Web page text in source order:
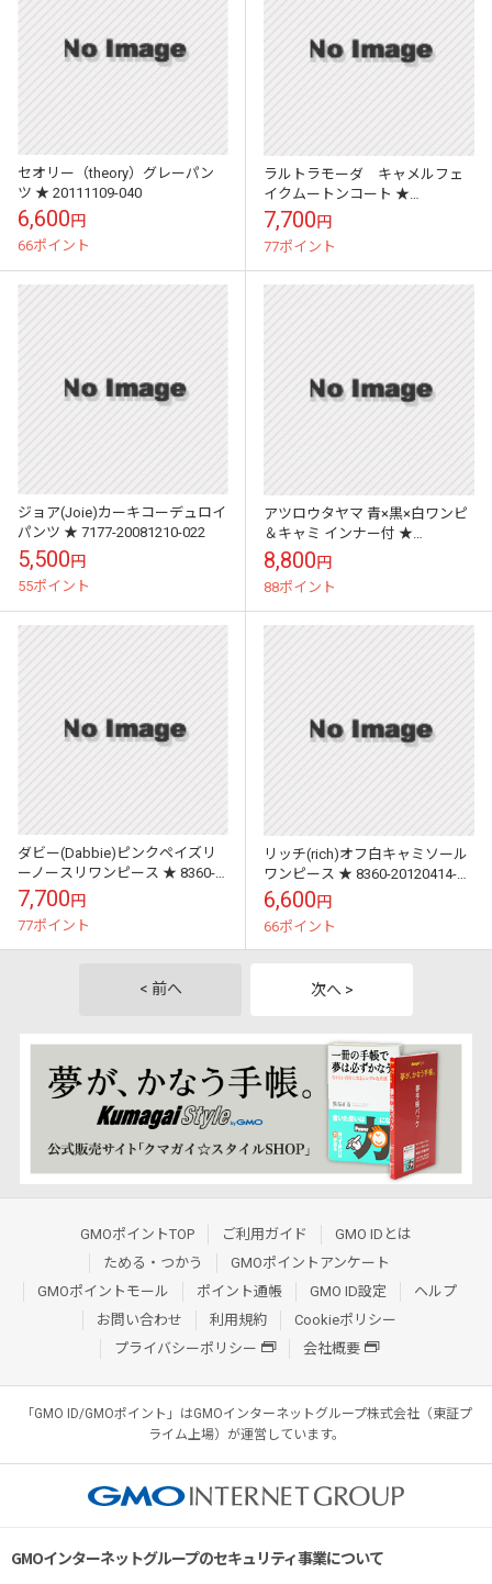
セオリー（theory）グレーパン
ツ ★ 20111109-040
6,600円
66ポイント
ラルトラモーダ キャメルフェ
イクムートンコート ★
20111024-011
7,700円
77ポイント
ジョア(Joie)カーキコーデュロイ
パンツ ★ 7177-20081210-022
5,500円
55ポイント
アツロウタヤマ 青×黒×白ワンピ
＆キャミ インナー付 ★
20090901-020
8,800円
88ポイント
ダビー(Dabbie)ピンクペイズリ
ーノースリワンピース ★ 8360-
20120414-048
7,700円
77ポイント
リッチ(rich)オフ白キャミソール
ワンピース ★ 8360-20120414-
054
6,600円
66ポイント
< 前へ 次へ >
GMOポイントTOP ご利用ガイド
GMO IDとは
ためる・つかう
GMOポイントアンケート
GMOポイントモール
ポイント通帳 GMO ID設定
ヘルプ
お問い合わせ
利用規約
Cookieポリシー
プライバシーポリシー
会社概要
「GMO ID/GMOポイント」はGMOインターネットグループ株式会社（東証プ
ライム上場）が運営しています。
GMOインターネットグループのセキュリティ事業について